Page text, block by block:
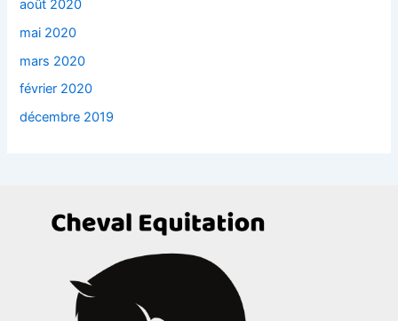
août 2020
mai 2020
mars 2020
février 2020
décembre 2019